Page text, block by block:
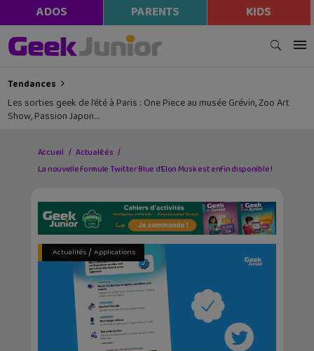
ADOS PARENTS KIDS
Tendances
Les sorties geek de l’été à Paris : One Piece au musée Grévin, Zoo Art
Show, Passion Japon…
Accueil
Actualités
La nouvelle formule Twitter Blue d’Elon Musk est enfin disponible !
Actualités/ Applications